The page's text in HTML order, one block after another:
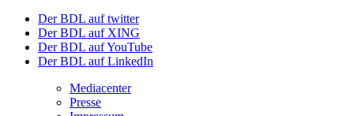
Der BDL auf twitter
Der BDL auf XING
Der BDL auf YouTube
Der BDL auf LinkedIn
Mediacenter
Presse